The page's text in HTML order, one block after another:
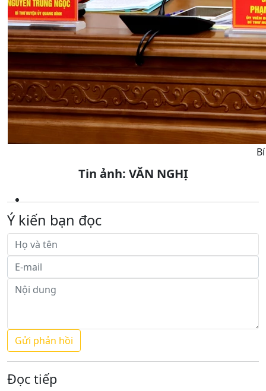
Tin ảnh: VĂN NGHỊ
Ý kiến bạn đọc
Đọc tiếp